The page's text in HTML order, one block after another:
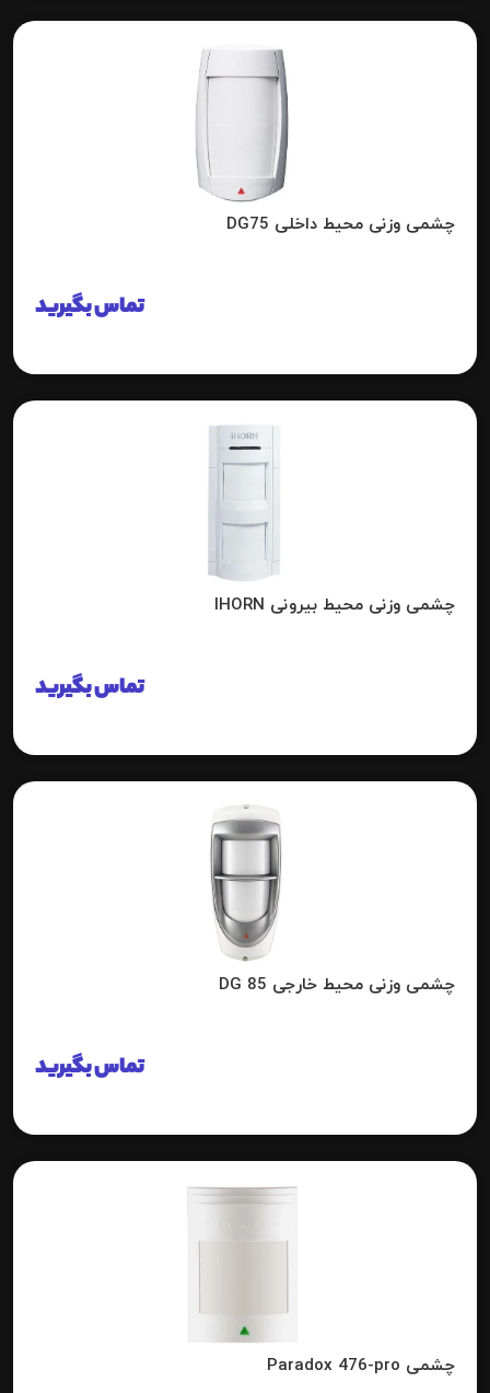
چشمی وزنی محیط داخلی DG75
تماس بگیرید
چشمی وزنی محیط بیرونی IHORN
تماس بگیرید
چشمی وزنی محیط خارجی DG 85
تماس بگیرید
چشمی Paradox 476-pro